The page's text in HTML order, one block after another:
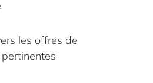
les offres de